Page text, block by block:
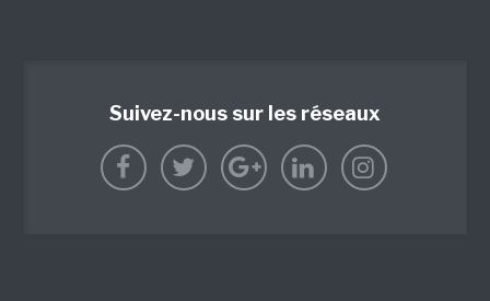
Suivez-nous sur les réseaux